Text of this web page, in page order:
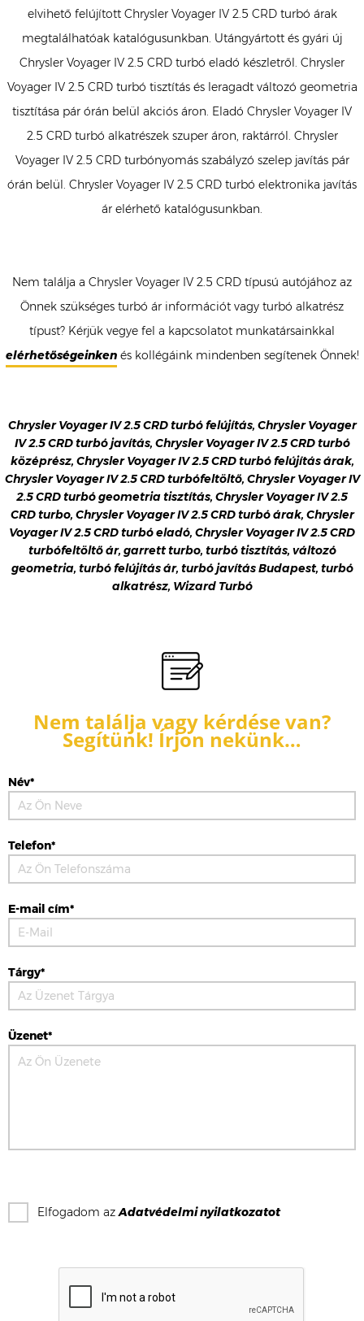
elvihető felújított Chrysler Voyager IV 2.5 CRD turbó árak
megtalálhatóak katalógusunkban. Utángyártott és gyári új
Chrysler Voyager IV 2.5 CRD turbó eladó készletről. Chrysler
Voyager IV 2.5 CRD turbó tisztítás és leragadt változó geometria
tisztítása pár órán belül akciós áron. Eladó Chrysler Voyager IV
2.5 CRD turbó alkatrészek szuper áron, raktárról. Chrysler
Voyager IV 2.5 CRD turbónyomás szabályzó szelep javítás pár
órán belül. Chrysler Voyager IV 2.5 CRD turbó elektronika javítás
ár elérhető katalógusunkban.
Nem találja a Chrysler Voyager IV 2.5 CRD típusú autójához az
Önnek szükséges turbó ár információt vagy turbó alkatrész
típust? Kérjük vegye fel a kapcsolatot munkatársainkkal
elérhetőségeinkenés kollégáink mindenben segítenek Önnek!
Chrysler Voyager IV 2.5 CRD turbó felújítás, Chrysler Voyager
IV 2.5 CRD turbó javítás, Chrysler Voyager IV 2.5 CRD turbó
középrész, Chrysler Voyager IV 2.5 CRD turbó felújítás árak,
Chrysler Voyager IV 2.5 CRD turbófeltöltő, Chrysler Voyager IV
2.5 CRD turbó geometria tisztítás, Chrysler Voyager IV 2.5
CRD turbo, Chrysler Voyager IV 2.5 CRD turbó árak, Chrysler
Voyager IV 2.5 CRD turbó eladó, Chrysler Voyager IV 2.5 CRD
turbófeltöltő ár, garrett turbo, turbó tisztítás, változó
geometria, turbó felújítás ár, turbó javítás Budapest, turbó
alkatrész, Wizard Turbó
Nem találja vagy kérdése van?
Segítünk! Írjon nekünk…
Név*
Telefon*
E-mail cím*
Tárgy*
Üzenet*
Elfogadom azAdatvédelmi nyilatkozatot